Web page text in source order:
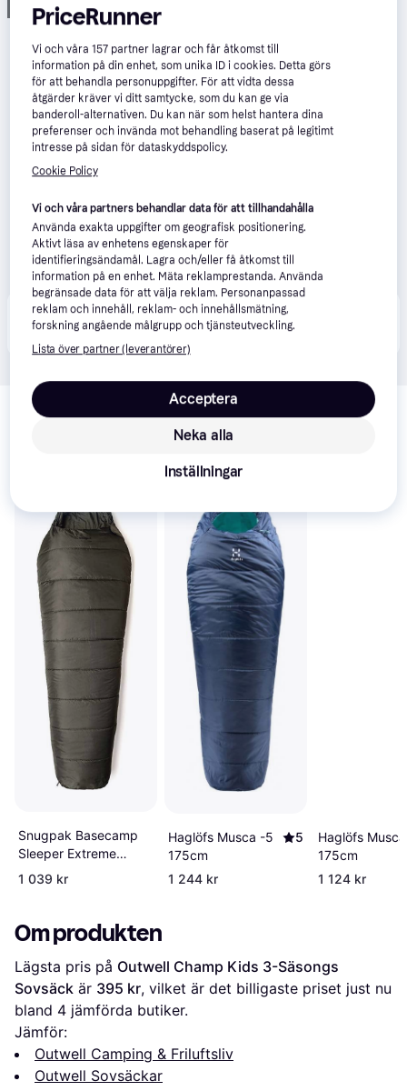
Annons
Produkten finns även hos 1 butik som valt att inte
samarbeta med PriceRunner.
Relaterade produkter
Vi har plockat fram ett urval av produkter som kanske skulle
Snugpak Basecamp
Sleeper Extreme
220cm
1 039 kr
Haglöfs Musca -5
175cm
5
1 244 kr
Haglöfs
175cm
1 124 kr
Om produkten
Lägsta pris på Outwell Champ Kids 3-Säsongs
Sovsäck är 395 kr, vilket är det billigaste priset just nu
bland 4 jämförda butiker.
Jämför:
Outwell Camping & Friluftsliv
Outwell Sovsäckar
PriceRunner
Vi och våra157 partner lagrar och får åtkomst till
information på din enhet, som unika ID i cookies. Detta görs
för att behandla personuppgifter. För att vidta dessa
åtgärder kräver vi ditt samtycke, som du kan ge via
banderoll-alternativen. Du kan när som helst hantera dina
preferenser och invända mot behandling baserat på legitimt
intresse på sidan för dataskyddspolicy.
Cookie Policy
Vi och våra partners behandlar data för att tillhandahålla
Använda exakta uppgifter om geografisk positionering.
Aktivt läsa av enhetens egenskaper för
identifieringsändamål. Lagra och/eller få åtkomst till
information på en enhet. Mäta reklamprestanda. Använda
begränsade data för att välja reklam. Personanpassad
reklam och innehåll, reklam- och innehållsmätning,
forskning angående målgrupp och tjänsteutveckling.
Lista över partner (leverantörer)
Neka alla
Acceptera
Inställningar